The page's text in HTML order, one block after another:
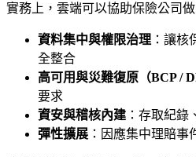
實務上，雲端可以協助保險公司做
資料集中與權限治理 ：讓核
全整合
高可用與災難復原（BCP /
要求
資安與稽核內建 ：存取紀錄
彈性擴展 ：因應集中理賠事